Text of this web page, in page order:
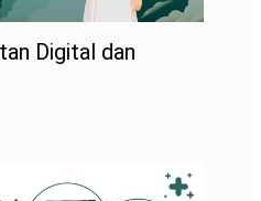
Digital dan